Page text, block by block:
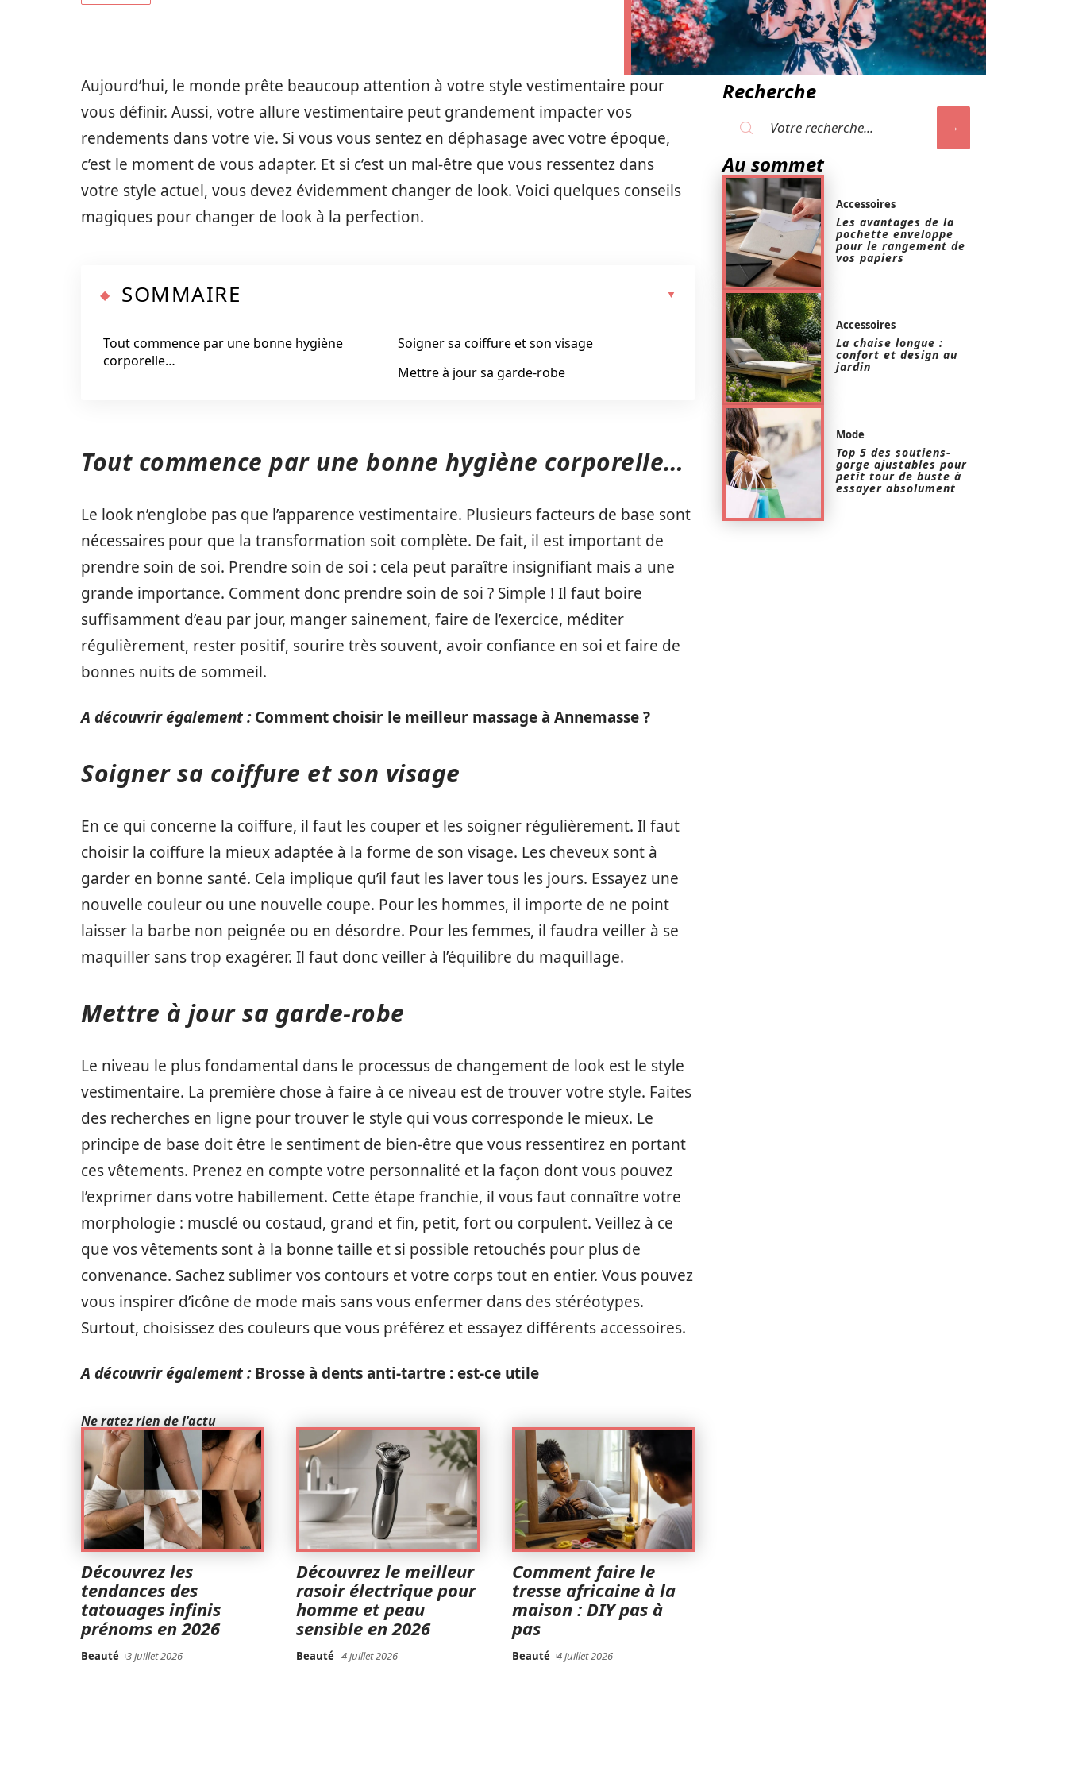
Aujourd’hui, le monde prête beaucoup attention à votre style vestimentaire pour
vous définir. Aussi, votre allure vestimentaire peut grandement impacter vos
rendements dans votre vie. Si vous vous sentez en déphasage avec votre époque,
c’est le moment de vous adapter. Et si c’est un mal-être que vous ressentez dans
votre style actuel, vous devez évidemment changer de look. Voici quelques conseils
magiques pour changer de look à la perfection.
SOMMAIRE
Tout commence par une bonne hygiène
corporelle…
Soigner sa coiffure et son visage
Mettre à jour sa garde-robe
Tout commence par une bonne hygiène corporelle…
Le look n’englobe pas que l’apparence vestimentaire. Plusieurs facteurs de base sont
nécessaires pour que la transformation soit complète. De fait, il est important de
prendre soin de soi. Prendre soin de soi : cela peut paraître insignifiant mais a une
grande importance. Comment donc prendre soin de soi ? Simple ! Il faut boire
suffisamment d’eau par jour, manger sainement, faire de l’exercice, méditer
régulièrement, rester positif, sourire très souvent, avoir confiance en soi et faire de
bonnes nuits de sommeil.
A découvrir également : Comment choisir le meilleur massage à Annemasse ?
Soigner sa coiffure et son visage
En ce qui concerne la coiffure, il faut les couper et les soigner régulièrement. Il faut
choisir la coiffure la mieux adaptée à la forme de son visage. Les cheveux sont à
garder en bonne santé. Cela implique qu’il faut les laver tous les jours. Essayez une
nouvelle couleur ou une nouvelle coupe. Pour les hommes, il importe de ne point
laisser la barbe non peignée ou en désordre. Pour les femmes, il faudra veiller à se
maquiller sans trop exagérer. Il faut donc veiller à l’équilibre du maquillage.
Mettre à jour sa garde-robe
Le niveau le plus fondamental dans le processus de changement de look est le style
vestimentaire. La première chose à faire à ce niveau est de trouver votre style. Faites
des recherches en ligne pour trouver le style qui vous corresponde le mieux. Le
principe de base doit être le sentiment de bien-être que vous ressentirez en portant
ces vêtements. Prenez en compte votre personnalité et la façon dont vous pouvez
l’exprimer dans votre habillement. Cette étape franchie, il vous faut connaître votre
morphologie : musclé ou costaud, grand et fin, petit, fort ou corpulent. Veillez à ce
que vos vêtements sont à la bonne taille et si possible retouchés pour plus de
convenance. Sachez sublimer vos contours et votre corps tout en entier. Vous pouvez
vous inspirer d’icône de mode mais sans vous enfermer dans des stéréotypes.
Surtout, choisissez des couleurs que vous préférez et essayez différents accessoires.
A découvrir également : Brosse à dents anti-tartre : est-ce utile
Ne ratez rien de l'actu
Découvrez les
tendances des
tatouages infinis
prénoms en 2026
Beauté 3 juillet 2026
Découvrez le meilleur
rasoir électrique pour
homme et peau
sensible en 2026
Beauté 4 juillet 2026
Comment faire le
tresse africaine à la
maison : DIY pas à
pas
Beauté 4 juillet 2026
Recherche
Au sommet
Accessoires
Les avantages de la
pochette enveloppe
pour le rangement de
vos papiers
Accessoires
La chaise longue :
confort et design au
jardin
Mode
Top 5 des soutiens-
gorge ajustables pour
petit tour de buste à
essayer absolument